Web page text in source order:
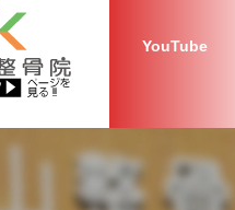
YouTube